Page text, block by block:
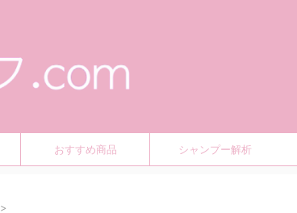
おすすめ商品 シャンプー解析
>